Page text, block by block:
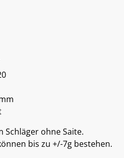
Schläger ohne Saite.
bis zu +/-7g bestehen.